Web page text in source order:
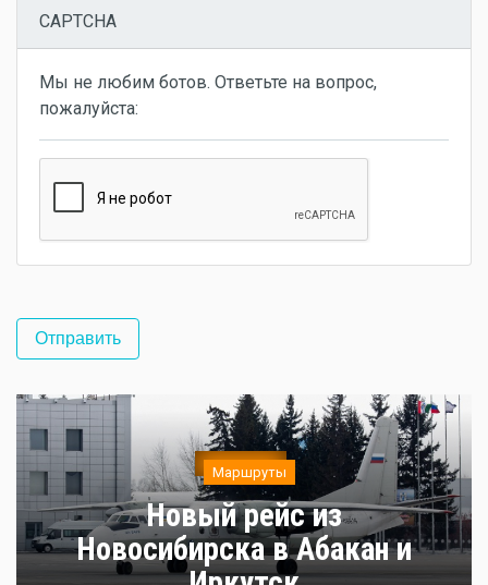
CAPTCHA
Мы не любим ботов. Ответьте на вопрос,
пожалуйста:
Маршруты
Новый рейс из
Новосибирска в Абакан и